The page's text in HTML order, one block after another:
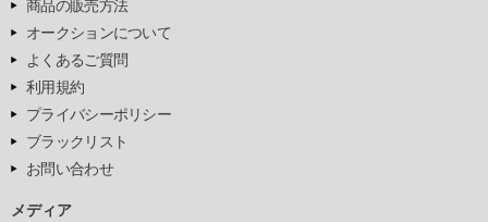
商品の販売方法
オークションについて
よくあるご質問
利用規約
プライバシーポリシー
ブラックリスト
お問い合わせ
メディア